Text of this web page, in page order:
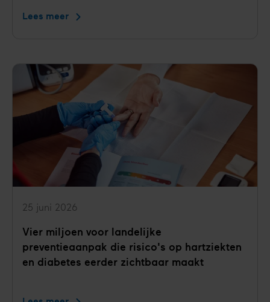
Lees meer Werkt
diabetes
type
1?
Vier miljoen voor landelijke
preventieaanpak die risico's op hartziekten
en diabetes eerder zichtbaar maakt
25 juni 2026